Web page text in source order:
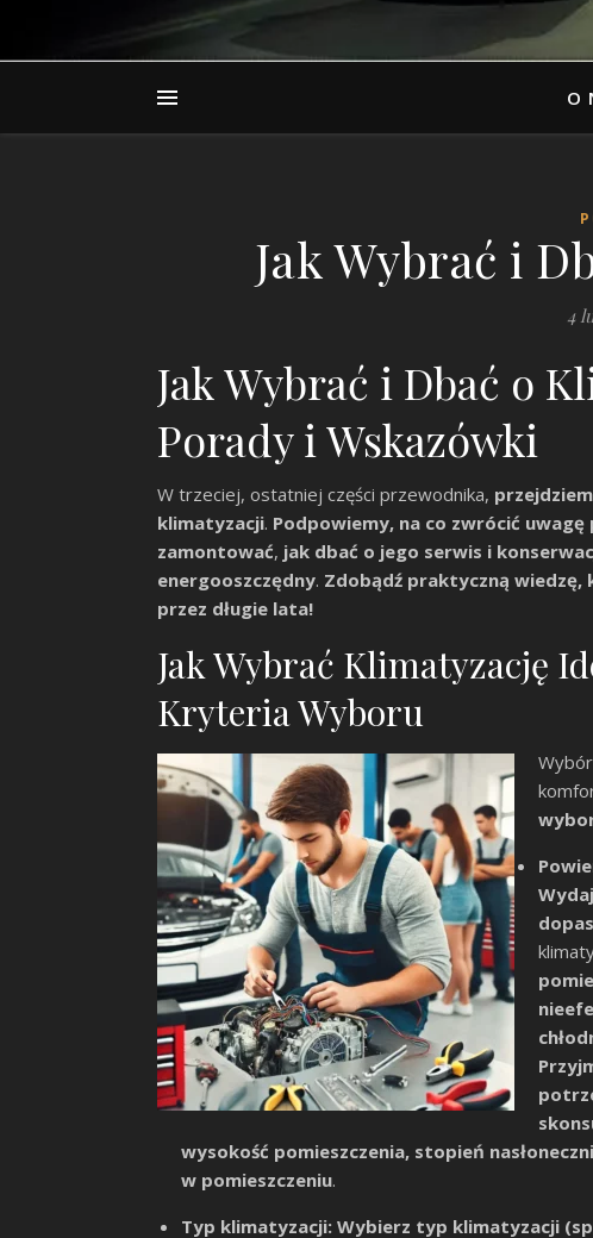
O
Jak Wybrać i
4
Jak Wybrać i Dbać o
Porady i Wskazówki
W trzeciej, ostatniej części przewodnika,
klimatyzacji. Podpowiemy, na co zwrócić
zamontować, jak dbać o jego serwis i
energooszczędny. Zdobądź praktyczną wiedzę,
przez długie lata!
Jak Wybrać Klimatyzację
Kryteria Wyboru
wysokość pomieszczenia, stopień
w pomieszczeniu.
Typ klimatyzacji: Wybierz typ klimatyzacji